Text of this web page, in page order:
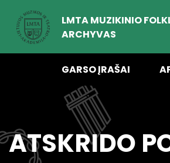
LMTA MUZIKINIO
ARCHYVAS
GARSO ĮRAŠAI
ATSKRIDO